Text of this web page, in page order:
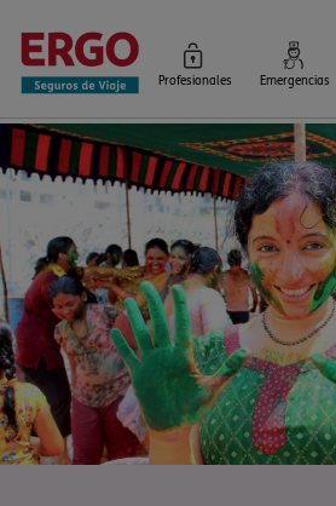
Profesionales Emergencias
Seguros de Viaje
Seguros por destino
Más Seguros
Blog
Siniestros e Instrucciones
Información Corporativa
Servicios